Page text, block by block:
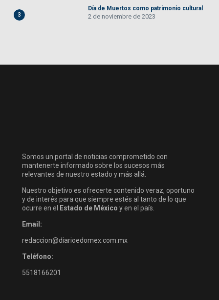
3
Día de Muertos como patrimonio cultural
2 de noviembre de 2023
Somos un portal de noticias comprometido con
mantenerte informado sobre los sucesos más
relevantes de nuestro estado y más allá.
Nuestro objetivo es ofrecerte contenido veraz, oportuno
y de interés para que siempre estés al tanto de lo que
ocurre en el
Estado de México y en el país.
Email:
redaccion@diarioedomex.com.mx
Teléfono:
5518166201